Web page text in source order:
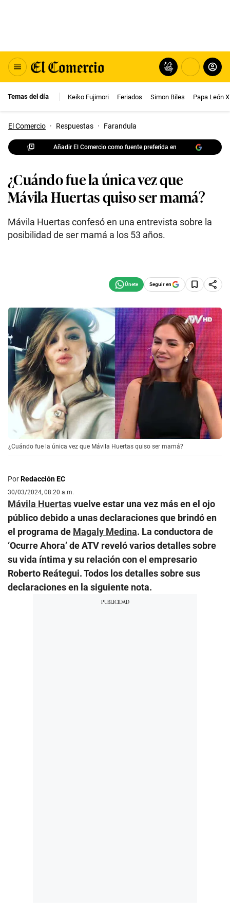
Temas del día Keiko Fujimori Feriados Simon Biles Papa León
El Comercio · Respuestas · Farandula
Añadir El Comercio como fuente preferida en
¿Cuándo fue la única vez que
Mávila Huertas quiso ser mamá?
Mávila Huertas confesó en una entrevista sobre la
posibilidad de ser mamá a los 53 años.
Seguir en
¿Cuándo fue la única vez que Mávila Huertas quiso ser mamá?
PorRedacción EC
30/03/2024, 08:20 a.m.
Mávila Huertasvuelve estar una vez más en el ojo
público debido a unas declaraciones que brindó en
el programa de Magaly Medina. La conductora de
‘Ocurre Ahora’ de ATV reveló varios detalles sobre
su vida íntima y su relación con el empresario
Roberto Reátegui. Todos los detalles sobre sus
declaraciones en la siguiente nota.